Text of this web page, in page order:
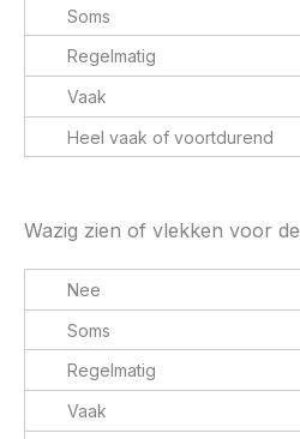
Wazig zien of vlekken voor